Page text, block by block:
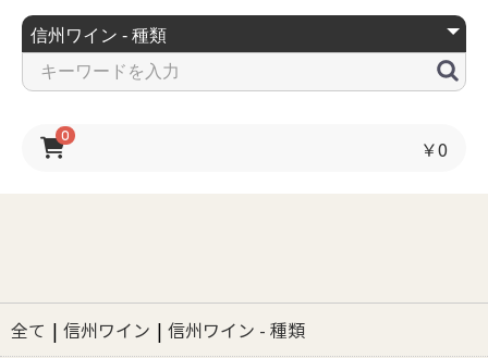
0
￥0
全て | 信州ワイン | 信州ワイン - 種類